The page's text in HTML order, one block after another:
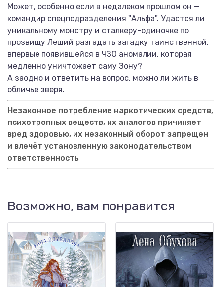
Может, особенно если в недалеком прошлом он —
командир спецподразделения "Альфа". Удастся ли
уникальному монстру и сталкеру-одиночке по
прозвищу Леший разгадать загадку таинственной,
впервые появившейся в ЧЗО аномалии, которая
медленно уничтожает саму Зону?
А заодно и ответить на вопрос, можно ли жить в
обличье зверя.
Незаконное потребление наркотических средств,
психотропных веществ, их аналогов причиняет
вред здоровью, их незаконный оборот запрещен
и влечёт установленную законодательством
ответственность
Возможно, вам понравится